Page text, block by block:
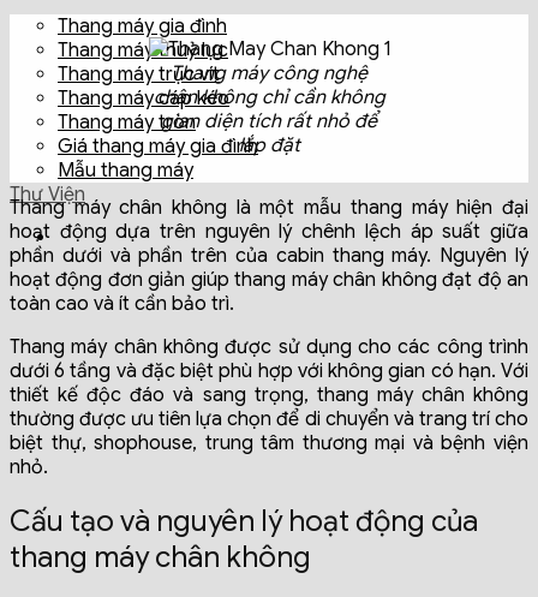
Thang máy gia đình
Thang máy thuỷ lực
Thang máy trục vít
Thang máy cáp kéo
Thang máy tròn
Giá thang máy gia đình
Mẫu thang máy
Thư Viện
Thang máy công nghệ
chân không chỉ cần không
gian diện tích rất nhỏ để
lắp đặt
Thang máy chân không là một mẫu thang máy hiện đại
hoạt động dựa trên nguyên lý chênh lệch áp suất giữa
phần dưới và phần trên của cabin thang máy. Nguyên lý
hoạt động đơn giản giúp thang máy chân không đạt độ an
toàn cao và ít cần bảo trì.
Thang máy chân không được sử dụng cho các công trình
dưới 6 tầng và đặc biệt phù hợp với không gian có hạn. Với
thiết kế độc đáo và sang trọng, thang máy chân không
thường được ưu tiên lựa chọn để di chuyển và trang trí cho
biệt thự, shophouse, trung tâm thương mại và bệnh viện
nhỏ.
Cấu tạo và nguyên lý hoạt động của
thang máy chân không